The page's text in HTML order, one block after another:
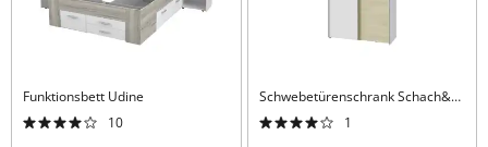
Funktionsbett Udine
10
SchwebetürenschrankSchach&Matt
1